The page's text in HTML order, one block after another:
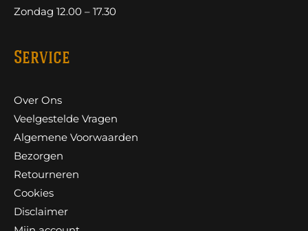
Zondag 12.00 – 17.30
Service
Over Ons
Veelgestelde Vragen
Algemene Voorwaarden
Bezorgen
Retourneren
Cookies
Disclaimer